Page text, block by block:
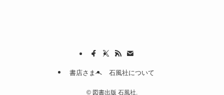
書店さまへ 石風社について
© 図書出版 石風社.